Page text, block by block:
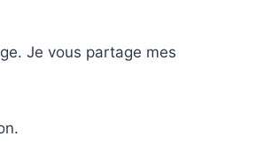
Je vous partage mes